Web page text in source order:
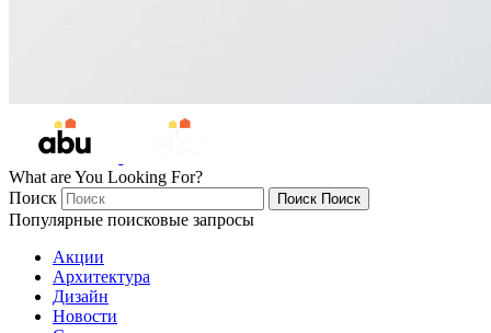
What are You Looking For?
Поиск
Поиск Поиск
Популярные поисковые запросы
Акции
Архитектура
Дизайн
Новости